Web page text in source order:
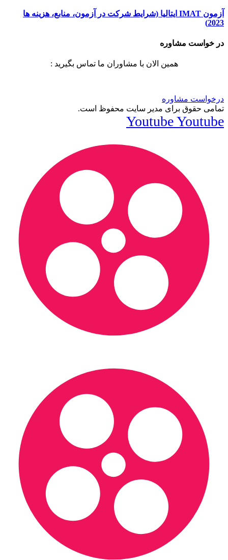
آزمون IMAT ایتالیا (شرایط شرکت در آزمون، منابع، هزینه ها
2023)
در خواست مشاوره
همین الان با مشاوران ما تماس بگیرید :
درخواست مشاوره
تمامی حقوق برای مدیر سایت محفوظ است.
YoutubeYoutube